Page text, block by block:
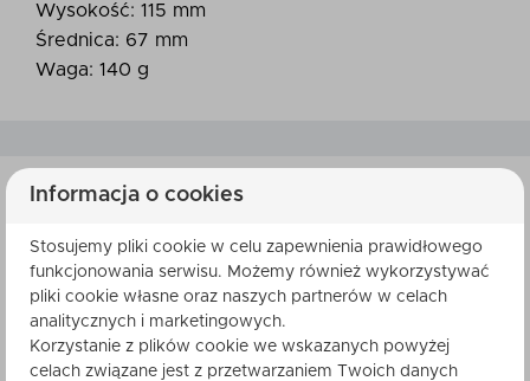
Wysokość: 115 mm
Średnica: 67 mm
Waga: 140 g
SKŁADNIKI
Informacja o cookies
Stosujemy pliki cookie w celu zapewnienia prawidłowego
funkcjonowania serwisu. Możemy również wykorzystywać
pliki cookie własne oraz naszych partnerów w celach
analitycznych i marketingowych.
Korzystanie z plików cookie we wskazanych powyżej
celach związane jest z przetwarzaniem Twoich danych